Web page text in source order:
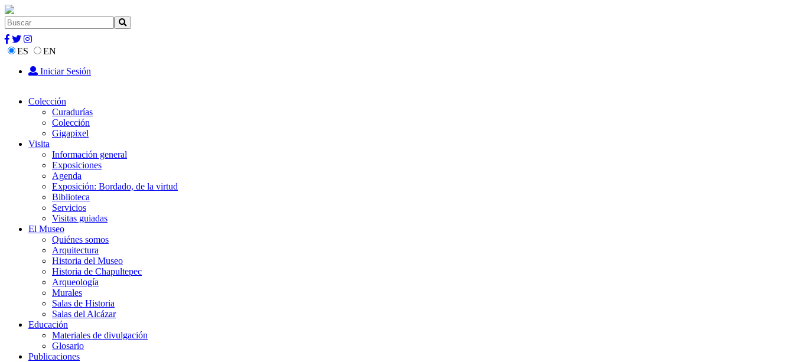
ES
EN
Iniciar Sesión
Colección
Curadurías
Colección
Gigapixel
Visita
Información general
Exposiciones
Agenda
Exposición: Bordado, de la virtud
Biblioteca
Servicios
Visitas guiadas
El Museo
Quiénes somos
Arquitectura
Historia del Museo
Historia de Chapultepec
Arqueología
Murales
Salas de Historia
Salas del Alcázar
Educación
Materiales de divulgación
Glosario
Publicaciones